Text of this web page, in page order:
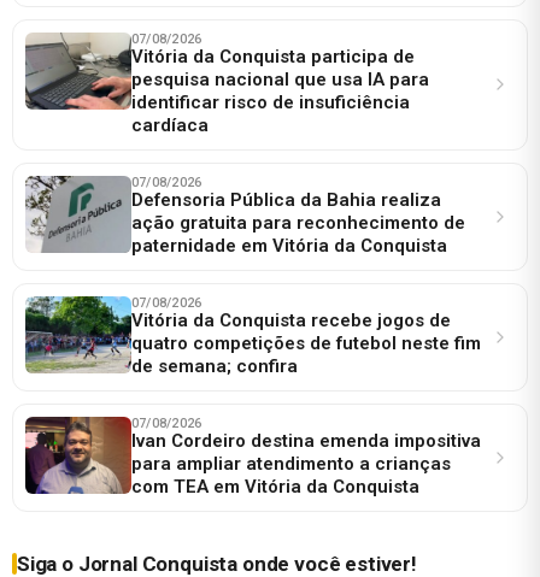
07/08/2026
Vitória da Conquista participa de
pesquisa nacional que usa IA para
identificar risco de insuficiência
cardíaca
07/08/2026
Defensoria Pública da Bahia realiza
ação gratuita para reconhecimento de
paternidade em Vitória da Conquista
07/08/2026
Vitória da Conquista recebe jogos de
quatro competições de futebol neste fim
de semana; confira
07/08/2026
Ivan Cordeiro destina emenda impositiva
para ampliar atendimento a crianças
com TEA em Vitória da Conquista
Siga o Jornal Conquista onde você estiver!